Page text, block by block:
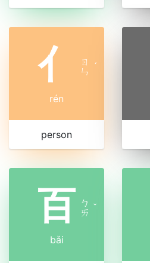
亻
ㄖ
ㄣ ˊ
rén
person
百 ㄅ
ㄞ ˇ
bǎi